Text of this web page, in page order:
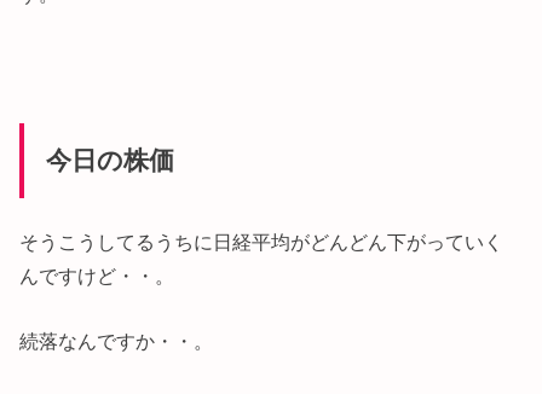
今日の株価
そうこうしてるうちに日経平均がどんどん下がっていく
んですけど・・。
続落なんですか・・。